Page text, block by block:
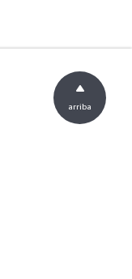
arriba